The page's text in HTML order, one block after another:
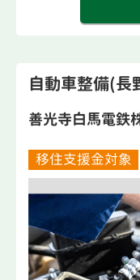
自動車整備(長
善光寺白馬電鉄
移住支援金対象